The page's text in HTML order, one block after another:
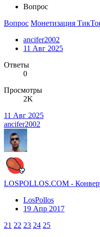
Вопрос
Вопрос Монетизация
ancifer2002
11 Авг 2025
Ответы
0
Просмотры
2K
11 Авг 2025
ancifer2002
LOSPOLLOS.COM -
LosPollos
19 Апр 2017
21 22 23 24 25